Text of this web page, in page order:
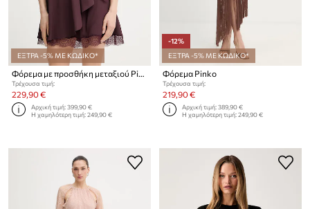
ΕΞΤΡΑ -5% ΜΕ ΚΩΔΙΚΟ*
Φόρεμα με προσθήκη μεταξιού Pinko
Τρέχουσα τιμή:
229,90 €
Αρχική τιμή:399,90 €
Η χαμηλότερη τιμή:249,90 €
-12%
ΕΞΤΡΑ -5% ΜΕ ΚΩΔΙΚΟ*
Φόρεμα Pinko
Τρέχουσα τιμή:
219,90 €
Αρχική τιμή:389,90 €
Η χαμηλότερη τιμή:249,90 €